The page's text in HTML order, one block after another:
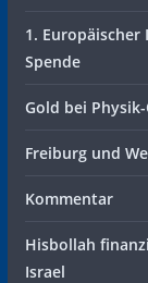
1. Europäischer
Spende
Gold bei
Freiburg und
Kommentar
Hisbollah
Israel